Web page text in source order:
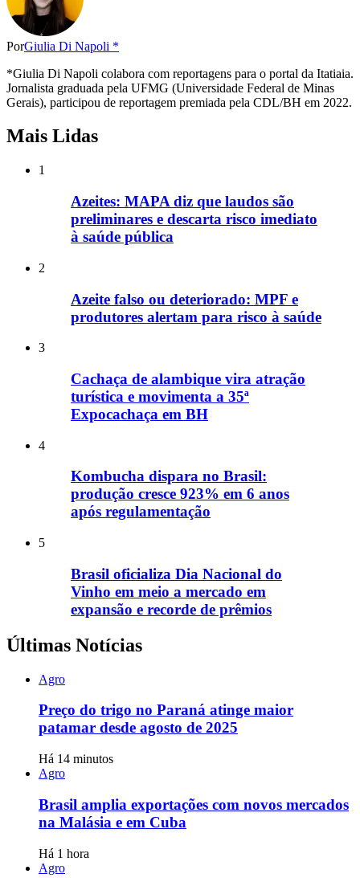
PorGiulia Di Napoli *
*Giulia Di Napoli colabora com reportagens para o portal da Itatiaia.
Jornalista graduada pela UFMG (Universidade Federal de Minas
Gerais), participou de reportagem premiada pela CDL/BH em 2022.
Mais Lidas
1
Azeites: MAPA diz que laudos são
preliminares e descarta risco imediato
à saúde pública
2
Azeite falso ou deteriorado: MPF e
produtores alertam para risco à saúde
3
Cachaça de alambique vira atração
turística e movimenta a 35ª
Expocachaça em BH
4
Kombucha dispara no Brasil:
produção cresce 923% em 6 anos
após regulamentação
5
Brasil oficializa Dia Nacional do
Vinho em meio a mercado em
expansão e recorde de prêmios
Últimas Notícias
Agro
Preço do trigo no Paraná atinge maior
patamar desde agosto de 2025
Há 14 minutos
Agro
Brasil amplia exportações com novos mercados
na Malásia e em Cuba
Há 1 hora
Agro